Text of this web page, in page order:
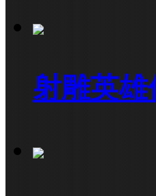
射雕英雄